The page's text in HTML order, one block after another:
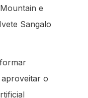
e
Sangalo
o